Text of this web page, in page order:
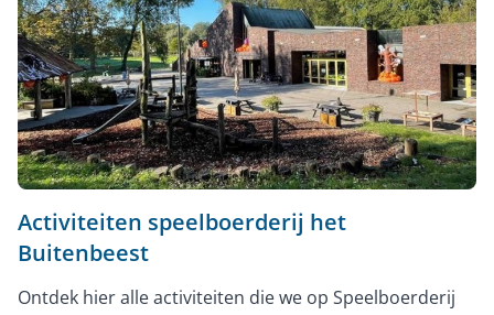
Activiteiten speelboerderij het
Buitenbeest
Ontdek hier alle activiteiten die we op Speelboerderij